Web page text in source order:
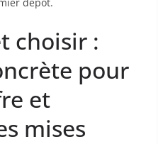
choisir :
pour
et
mises